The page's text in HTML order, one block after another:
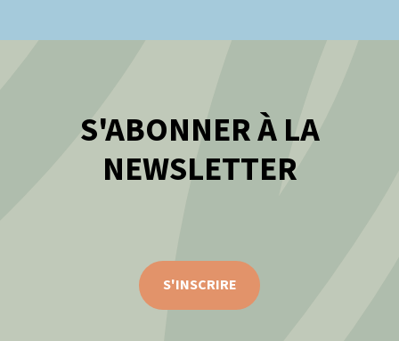
S'ABONNER À LA
NEWSLETTER
S'INSCRIRE